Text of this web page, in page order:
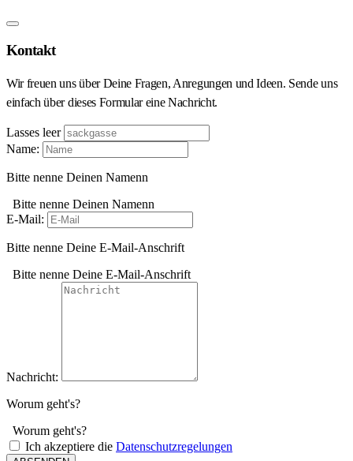
Kontakt
Wir freuen uns über Deine Fragen, Anregungen und Ideen. Sende uns
einfach über dieses Formular eine Nachricht.
Lasses leer
Name:
Bitte nenne Deinen Namenn
Bitte nenne Deinen Namenn
E-Mail:
Bitte nenne Deine E-Mail-Anschrift
Bitte nenne Deine E-Mail-Anschrift
Nachricht:
Worum geht's?
Worum geht's?
Ich akzeptiere die Datenschutzregelungen